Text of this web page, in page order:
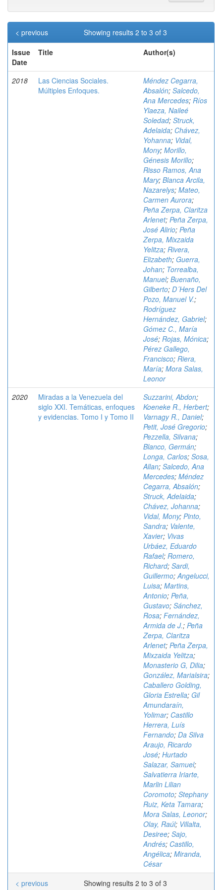
Showing results 2 to 3 of 3
< previous
Issue
Date
Title Author(s)
2018
Las Ciencias Sociales.
Múltiples Enfoques.
Méndez Cegarra,
Absalón; Salcedo,
Ana Mercedes; Ríos
Ylaeza, Naileé
Soledad; Struck,
Adelaida; Chávez,
Yohanna; Vidal,
Mony; Morillo,
Génesis Morillo;
Risso Ramos, Ana
Mary; Blanca Arcila,
Nazarelys; Mateo,
Carmen Aurora;
Peña Zerpa, Claritza
Arlenet; Peña Zerpa,
José Alirio; Peña
Zerpa, Mixzaida
Yelitza; Rivera,
Elizabeth; Guerra,
Johan; Torrealba,
Manuel; Buenaño,
Gilberto; D´Hers Del
Pozo, Manuel V.;
Rodríguez
Hernández, Gabriel;
Gómez C., María
José; Rojas, Mónica;
Pérez Gallego,
Francisco; Riera,
María; Mora Salas,
Leonor
2020
Miradas a la Venezuela del
siglo XXI. Temáticas, enfoques
y evidencias. Tomo I y Tomo II
Suzzarini, Abdon;
Koeneke R., Herbert;
Varnagy R., Daniel;
Petit, José Gregorio;
Pezzella, Silvana;
Blanco, Germán;
Longa, Carlos; Sosa,
Allan; Salcedo, Ana
Mercedes; Méndez
Cegarra, Absalón;
Struck, Adelaida;
Chávez, Johanna;
Vidal, Mony; Pinto,
Sandra; Valente,
Xavier; Vivas
Urbáez, Eduardo
Rafael; Romero,
Richard; Sardi,
Guillermo;Angelucci,
Luisa; Martins,
Antonio; Peña,
Gustavo; Sánchez,
Rosa; Fernández,
Armida de J.; Peña
Zerpa, Claritza
Arlenet; Peña Zerpa,
Mixzaida Yelitza;
Monasterio G, Dilia;
González, Marialsira;
Caballero Golding,
Gloria Estrella; Gil
Amundaraín,
Yolimar; Castillo
Herrera, Luís
Fernando; Da Silva
Araujo, Ricardo
José; Hurtado
Salazar, Samuel;
Salvatierra Iriarte,
Marlin Lilian
Coromoto; Stephany
Ruiz, Keta Tamara;
Mora Salas, Leonor;
Olay, Raúl; Villalta,
Desiree; Sajo,
Andrés; Castillo,
Angélica; Miranda,
César
Showing results 2 to 3 of 3
< previous